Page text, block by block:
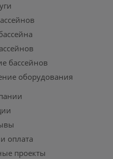
бассейнов
оборудования
оплата
проекты